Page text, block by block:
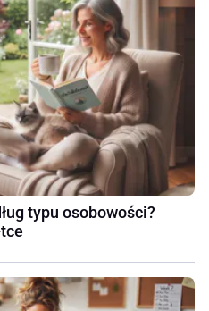
typu osobowości?